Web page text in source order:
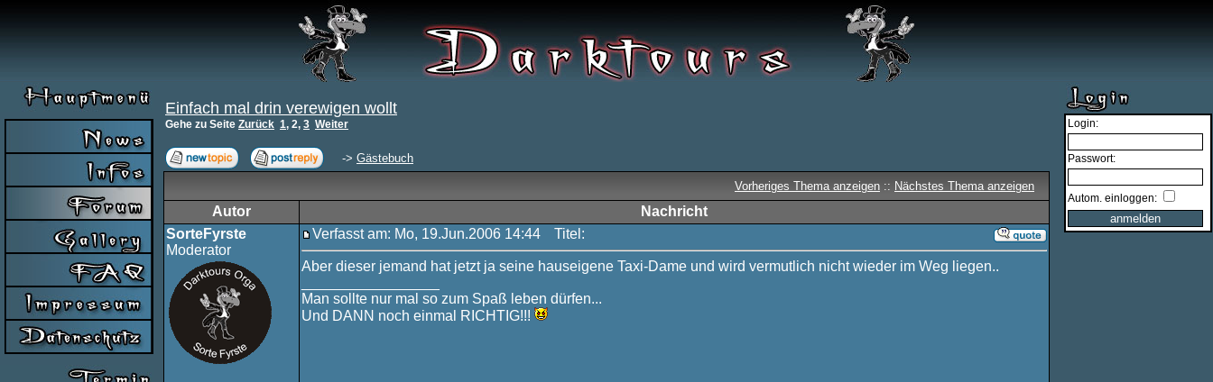
Login:
Passwort:
Autom. einloggen:
Einfach mal drin verewigen wollt
Gehe zu Seite Zurück 1, 2, 3 Weiter
-> Gästebuch
Vorheriges Thema anzeigen :: Nächstes Thema anzeigen
Autor
Nachricht
SorteFyrste
Moderator
Verfasst am: Mo, 19.Jun.2006 14:44 Titel:
Aber dieser jemand hat jetzt ja seine hauseigene Taxi-Dame und wird vermutlich nicht wieder im Weg liegen..
Man sollte nur mal so zum Spaß leben dürfen...
Und DANN noch einmal RICHTIG!!!